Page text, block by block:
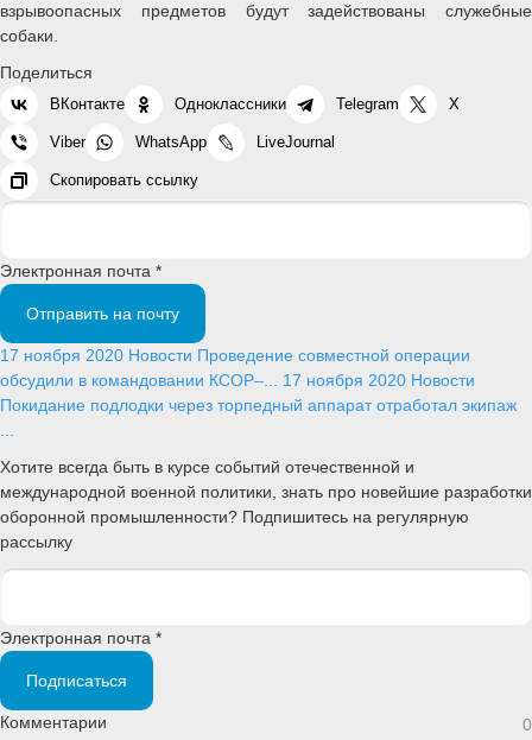
взрывоопасных предметов будут задействованы служебные
собаки.
Поделиться
ВКонтакте Одноклассники Telegram X
Viber WhatsApp LiveJournal
Скопировать ссылку
Электронная почта *
Отправить на почту
17 ноября 2020 Новости Проведение совместной операции
обсудили в командовании КСОР–... 17 ноября 2020 Новости
Покидание подлодки через торпедный аппарат отработал экипаж
Хотите всегда быть в курсе событий отечественной и
международной военной политики, знать про новейшие разработки
оборонной промышленности? Подпишитесь на регулярную
рассылку
Электронная почта *
Подписаться
Комментарии 0